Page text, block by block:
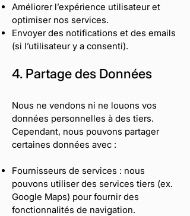
Améliorer l’expérience utilisateur et
optimiser nos services.
Envoyer des notifications et des emails
(si l’utilisateur y a consenti).
4. Partage des Données
Nous ne vendons ni ne louons vos
données personnelles à des tiers.
Cependant, nous pouvons partager
certaines données avec :
Fournisseurs de services : nous
pouvons utiliser des services tiers (ex.
Google Maps) pour fournir des
fonctionnalités de navigation.